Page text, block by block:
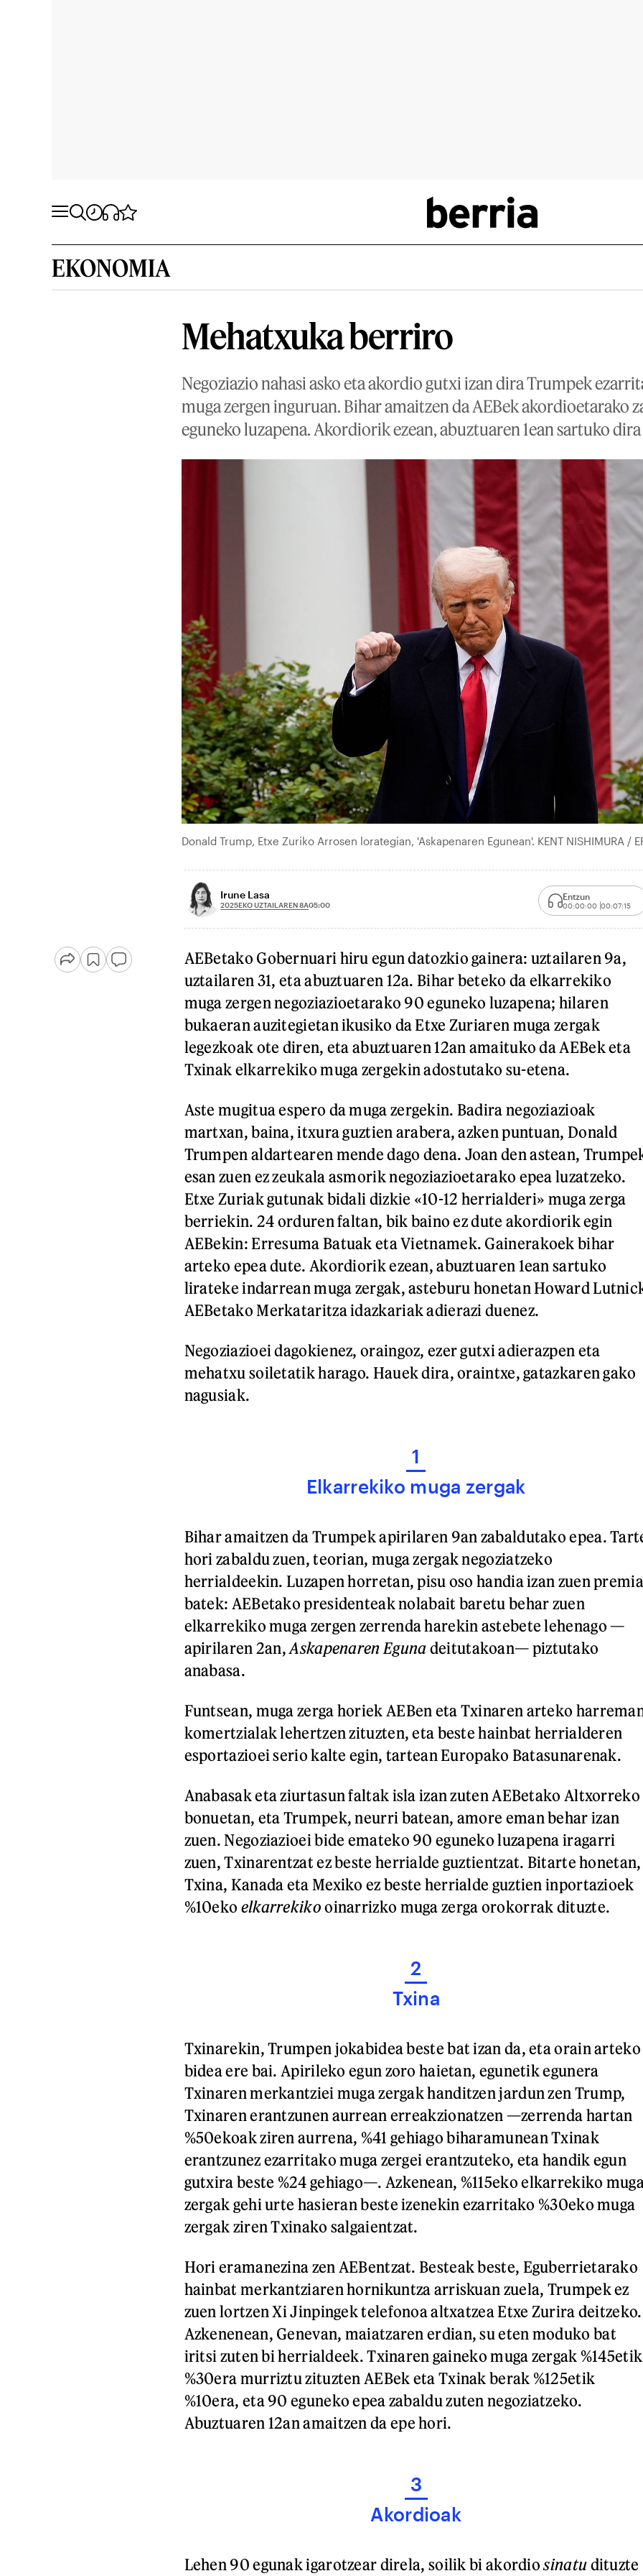
EKONOMIA
Mehatxuka berriro
Negoziazio nahasi asko eta akordio gutxi izan dira Trumpek
muga zergen inguruan. Bihar amaitzen da AEBek akordioetarako
eguneko luzapena. Akordiorik ezean, abuztuaren 1ean sartuko
Donald Trump, Etxe Zuriko Arrosen lorategian, 'Askapenaren Egunean'. KENT NISHIMURA /
Irune Lasa
2025EKO UZTAILAREN 8A05:00
Entzun
00:00:00 00:07:15
AEBetako Gobernuari hiru egun datozkio gainera: uztailaren 9a,
uztailaren 31, eta abuztuaren 12a. Bihar beteko da elkarrekiko
muga zergen negoziazioetarako 90 eguneko luzapena; hilaren
bukaeran auzitegietan ikusiko da Etxe Zuriaren muga zergak
legezkoak ote diren, eta abuztuaren 12an amaituko da AEBek eta
Txinak elkarrekiko muga zergekin adostutako su-etena.
Aste mugitua espero da muga zergekin. Badira negoziazioak
martxan, baina, itxura guztien arabera, azken puntuan, Donald
Trumpen aldartearen mende dago dena. Joan den astean,
esan zuen ez zeukala asmorik negoziazioetarako epea luzatzeko.
Etxe Zuriak gutunak bidali dizkie «10-12 herrialderi» muga zerga
berriekin. 24 orduren faltan, bik baino ez dute akordiorik egin
AEBekin: Erresuma Batuak eta Vietnamek. Gainerakoek bihar
arteko epea dute. Akordiorik ezean, abuztuaren 1ean sartuko
lirateke indarrean muga zergak, asteburu honetan Howard
AEBetako Merkataritza idazkariak adierazi duenez.
Negoziazioei dagokienez, oraingoz, ezer gutxi adierazpen eta
mehatxu soiletatik harago. Hauek dira, oraintxe, gatazkaren gako
nagusiak.
1
Elkarrekiko muga zergak
Bihar amaitzen da Trumpek apirilaren 9an zabaldutako epea.
hori zabaldu zuen, teorian, muga zergak negoziatzeko
herrialdeekin. Luzapen horretan, pisu oso handia izan zuen premia
batek: AEBetako presidenteak nolabait baretu behar zuen
elkarrekiko muga zergen zerrenda harekin astebete lehenago —
apirilaren 2an, Askapenaren Eguna deitutakoan— piztutako
anabasa.
Funtsean, muga zerga horiek AEBen eta Txinaren arteko
komertzialak lehertzen zituzten, eta beste hainbat herrialderen
esportazioei serio kalte egin, tartean Europako Batasunarenak.
Anabasak eta ziurtasun faltak isla izan zuten AEBetako Altxorreko
bonuetan, eta Trumpek, neurri batean, amore eman behar izan
zuen. Negoziazioei bide emateko 90 eguneko luzapena iragarri
zuen, Txinarentzat ez beste herrialde guztientzat. Bitarte honetan,
Txina, Kanada eta Mexiko ez beste herrialde guztien inportazioek
%10eko elkarrekiko oinarrizko muga zerga orokorrak dituzte.
2
Txina
Txinarekin, Trumpen jokabidea beste bat izan da, eta orain arteko
bidea ere bai. Apirileko egun zoro haietan, egunetik egunera
Txinaren merkantziei muga zergak handitzen jardun zen Trump,
Txinaren erantzunen aurrean erreakzionatzen —zerrenda hartan
%50ekoak ziren aurrena, %41 gehiago biharamunean Txinak
erantzunez ezarritako muga zergei erantzuteko, eta handik egun
gutxira beste %24 gehiago—. Azkenean, %115eko elkarrekiko
zergak gehi urte hasieran beste izenekin ezarritako %30eko muga
zergak ziren Txinako salgaientzat.
Hori eramanezina zen AEBentzat. Besteak beste, Eguberrietarako
hainbat merkantziaren hornikuntza arriskuan zuela, Trumpek ez
zuen lortzen Xi Jinpingek telefonoa altxatzea Etxe Zurira deitzeko.
Azkenenean, Genevan, maiatzaren erdian, su eten moduko bat
iritsi zuten bi herrialdeek. Txinaren gaineko muga zergak %145etik
%30era murriztu zituzten AEBek eta Txinak berak %125etik
%10era, eta 90 eguneko epea zabaldu zuten negoziatzeko.
Abuztuaren 12an amaitzen da epe hori.
3
Akordioak
Lehen 90 egunak igarotzear direla, soilik bi akordiosinatu dituzte